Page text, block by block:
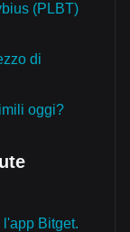
(PLBT)
di
oggi?
Bitget.